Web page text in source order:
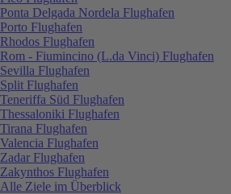
Ponta Delgada Nordela Flughafen
Porto Flughafen
Rhodos Flughafen
Rom - Fiumincino (L.da Vinci) Flughafen
Sevilla Flughafen
Split Flughafen
Teneriffa Süd Flughafen
Thessaloniki Flughafen
Tirana Flughafen
Valencia Flughafen
Zadar Flughafen
Zakynthos Flughafen
Alle Ziele im Überblick